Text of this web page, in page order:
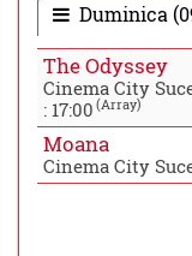
Duminica
The Odyssey
Cinema City
: 17:00 (Array)
Moana
Cinema City